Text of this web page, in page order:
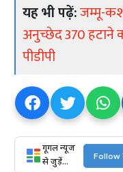
यह भी पढ़ें:जम्मू-
अनुच्छेद 370
पीडीपी
गूगल न्यूज
से जुड़ें...
Follow